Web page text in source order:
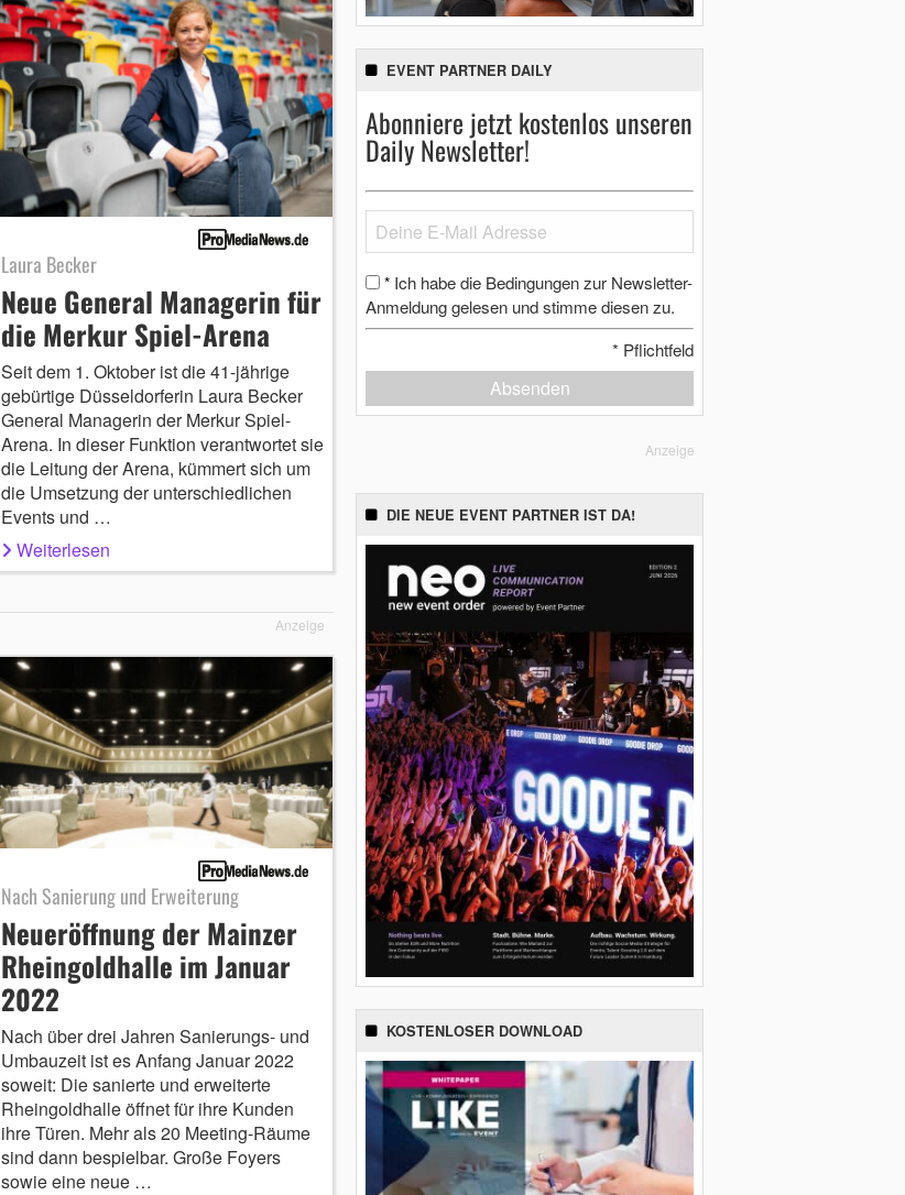
Laura Becker
Neue General Managerin für
die Merkur Spiel-Arena
Seit dem 1. Oktober ist die 41-jährige
gebürtige Düsseldorferin Laura Becker
General Managerin der Merkur Spiel-
Arena. In dieser Funktion verantwortet sie
die Leitung der Arena, kümmert sich um
die Umsetzung der unterschiedlichen
Events und …
Weiterlesen
Anzeige
Nach Sanierung und Erweiterung
Neueröffnung der Mainzer
Rheingoldhalle im Januar
2022
Nach über drei Jahren Sanierungs- und
Umbauzeit ist es Anfang Januar 2022
soweit: Die sanierte und erweiterte
Rheingoldhalle öffnet für ihre Kunden
ihre Türen. Mehr als 20 Meeting-Räume
sind dann bespielbar. Große Foyers
sowie eine neue …
EVENT PARTNER DAILY
Abonniere jetzt kostenlos unseren
Daily Newsletter!
* Ich habe die Bedingungen zur Newsletter-
Anmeldung gelesen und stimme diesen zu.
* Pflichtfeld
Absenden
Anzeige
DIE NEUE EVENT PARTNER IST DA!
KOSTENLOSER DOWNLOAD